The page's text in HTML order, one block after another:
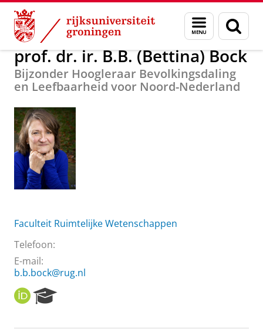
Skip
Content
Skip
Navigation
Menu
en
zoeken
Over ons prof. dr. ir. B.B. (Bettina) Bock
prof. dr. ir. B.B. (Bettina) Bock
Bijzonder Hoogleraar Bevolkingsdaling
en Leefbaarheid voor Noord-Nederland
Faculteit Ruimtelijke Wetenschappen
Telefoon:
E-mail:
b.b.bock@rug.nl
O
R
I
e